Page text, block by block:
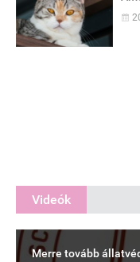
Videók
Merre tovább